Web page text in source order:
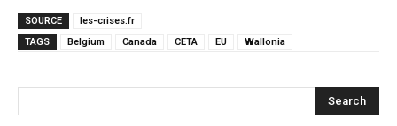
SOURCE
les-crises.fr
TAGS
Belgium Canada CETA EU Wallonia
Search